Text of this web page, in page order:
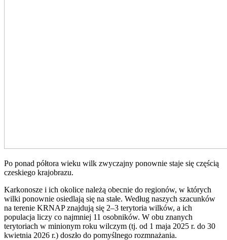
Po ponad półtora wieku wilk zwyczajny ponownie staje się częścią
czeskiego krajobrazu.
Karkonosze i ich okolice należą obecnie do regionów, w których
wilki ponownie osiedlają się na stałe. Według naszych szacunków
na terenie KRNAP znajdują się 2–3 terytoria wilków, a ich
populacja liczy co najmniej 11 osobników. W obu znanych
terytoriach w minionym roku wilczym (tj. od 1 maja 2025 r. do 30
kwietnia 2026 r.) doszło do pomyślnego rozmnażania.